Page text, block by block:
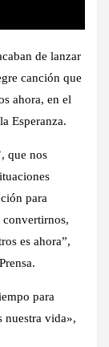
de lanzar
canción que
ahora, en el
Esperanza.
que nos
para
convertirnos,
es ahora”,
para
nuestra vida»,